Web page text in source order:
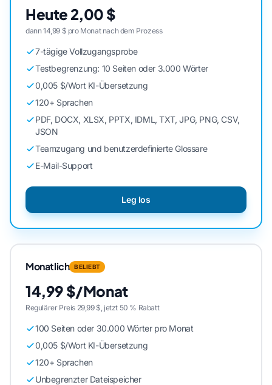
Heute 2,00 $
dann 14,99 $ pro Monat nach dem Prozess
7-tägige Vollzugangsprobe
Testbegrenzung: 10 Seiten oder 3.000 Wörter
0,005 $/Wort KI-Übersetzung
120+ Sprachen
PDF, DOCX, XLSX, PPTX, IDML, TXT, JPG, PNG, CSV,
JSON
Teamzugang und benutzerdefinierte Glossare
E-Mail-Support
Leg los
Monatlich BELIEBT
14,99 $/Monat
Regulärer Preis 29,99 $, jetzt 50 % Rabatt
100 Seiten oder 30.000 Wörter pro Monat
0,005 $/Wort KI-Übersetzung
120+ Sprachen
Unbegrenzter Dateispeicher